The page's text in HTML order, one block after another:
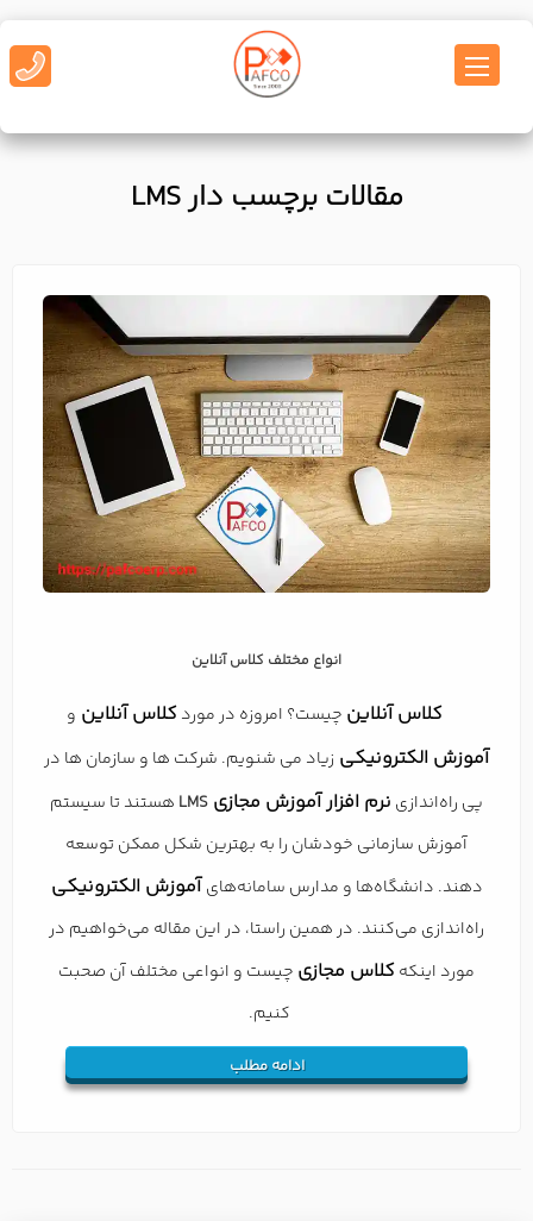
مقالات برچسب دار LMS
انواع مختلف کلاس آنلاین
کلاس آنلاین چیست؟ امروزه در موردکلاس آنلاین و
آموزش الکترونیکی زیاد می شنویم. شرکت ها و سازمان ها در
پی راه‌اندازی نرم افزار آموزش مجازی LMS هستند تا سیستم
آموزش سازمانی خودشان را به بهترین شکل ممکن توسعه
دهند. دانشگاه‌ها و مدارس سامانه‌هایآموزش الکترونیکی
راه‌اندازی می‌کنند. در همین راستا، در این مقاله می‌خواهیم در
مورد اینکهکلاس مجازی چیست و انواعی مختلف آن صحبت
کنیم.
ادامه مطلب